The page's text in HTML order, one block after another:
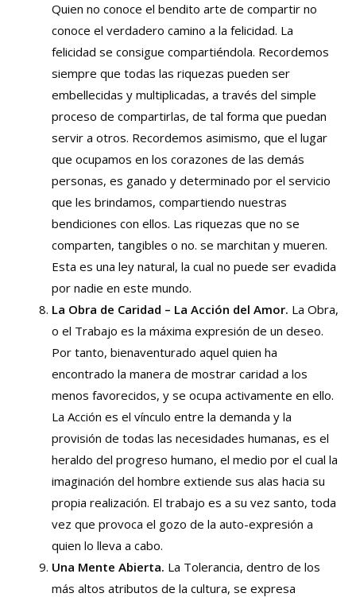
Quien no conoce el bendito arte de compartir no
conoce el verdadero camino a la felicidad. La
felicidad se consigue compartiéndola. Recordemos
siempre que todas las riquezas pueden ser
embellecidas y multiplicadas, a través del simple
proceso de compartirlas, de tal forma que puedan
servir a otros. Recordemos asimismo, que el lugar
que ocupamos en los corazones de las demás
personas, es ganado y determinado por el servicio
que les brindamos, compartiendo nuestras
bendiciones con ellos. Las riquezas que no se
comparten, tangibles o no. se marchitan y mueren.
Esta es una ley natural, la cual no puede ser evadida
por nadie en este mundo.
La Obra de Caridad – La Acción del Amor. La Obra,
o el Trabajo es la máxima expresión de un deseo.
Por tanto, bienaventurado aquel quien ha
encontrado la manera de mostrar caridad a los
menos favorecidos, y se ocupa activamente en ello.
La Acción es el vínculo entre la demanda y la
provisión de todas las necesidades humanas, es el
heraldo del progreso humano, el medio por el cual la
imaginación del hombre extiende sus alas hacia su
propia realización. El trabajo es a su vez santo, toda
vez que provoca el gozo de la auto-expresión a
quien lo lleva a cabo.
Una Mente Abierta. La Tolerancia, dentro de los
más altos atributos de la cultura, se expresa